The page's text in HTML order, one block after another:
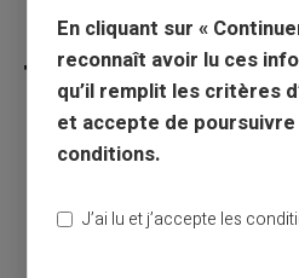
Partager cet article
Comment communiquer
En cliquant sur «
reconnaît avoir lu ces
qu’il remplit les critères
et accepte de
conditions.
J’ai lu et j’accepte les